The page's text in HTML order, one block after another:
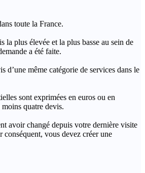
toute la France.
plus élevée et la plus basse au sein de
a été faite.
même catégorie de services dans le
sont exprimées en euros ou en
quatre devis.
avoir changé depuis votre dernière visite
vous devez créer une